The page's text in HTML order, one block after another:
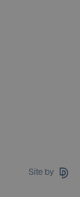
Site by